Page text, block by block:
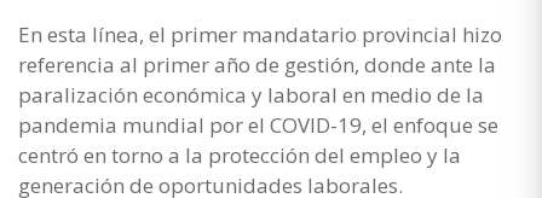
En esta línea, el primer mandatario provincial hizo
referencia al primer año de gestión, donde ante la
paralización económica y laboral en medio de la
pandemia mundial por el COVID-19, el enfoque se
centró en torno a la protección del empleo y la
generación de oportunidades laborales.